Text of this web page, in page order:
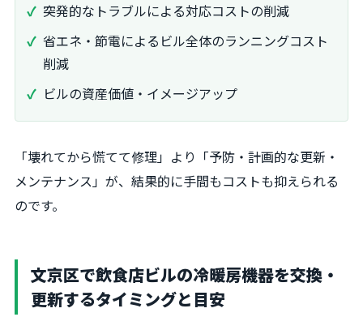
突発的なトラブルによる対応コストの削減
省エネ・節電によるビル全体のランニングコスト
削減
ビルの資産価値・イメージアップ
「壊れてから慌てて修理」より「予防・計画的な更新・
メンテナンス」が、結果的に手間もコストも抑えられる
のです。
文京区で飲食店ビルの冷暖房機器を交換・
更新するタイミングと目安